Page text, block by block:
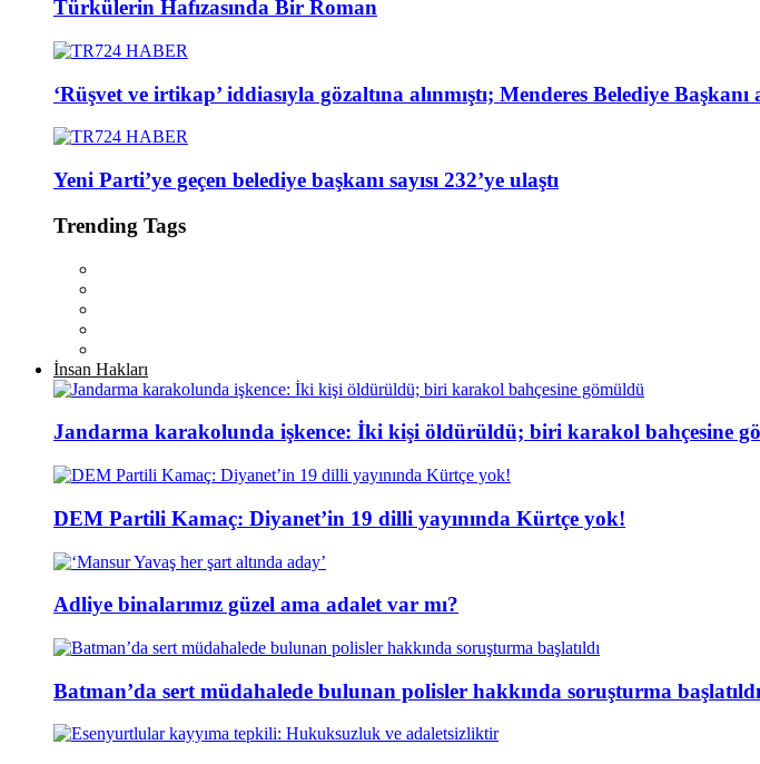
Türkülerin Hafızasında Bir Roman
‘Rüşvet ve irtikap’ iddiasıyla gözaltına alınmıştı; Menderes Belediye
Yeni Parti’ye geçen belediye başkanı sayısı 232’ye ulaştı
Trending Tags
İnsan Hakları
Jandarma karakolunda işkence: İki kişi öldürüldü; biri karakol bahçesine
DEM Partili Kamaç: Diyanet’in 19 dilli yayınında Kürtçe yok!
Adliye binalarımız güzel ama adalet var mı?
Batman’da sert müdahalede bulunan polisler hakkında soruşturma başlatıldı